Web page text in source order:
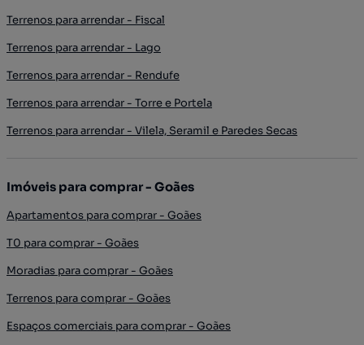
Terrenos para arrendar - Fiscal
Terrenos para arrendar - Lago
Terrenos para arrendar - Rendufe
Terrenos para arrendar - Torre e Portela
Terrenos para arrendar - Vilela, Seramil e Paredes Secas
Imóveis para comprar - Goães
Apartamentos para comprar - Goães
T0 para comprar - Goães
Moradias para comprar - Goães
Terrenos para comprar - Goães
Espaços comerciais para comprar - Goães